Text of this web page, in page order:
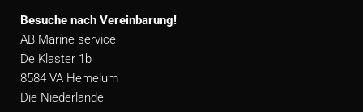
Besuche nach Vereinbarung!
AB Marine service
De Klaster 1b
8584 VA Hemelum
Die Niederlande